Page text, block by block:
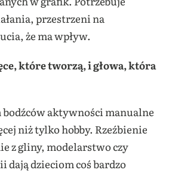
przestrzeni na
że ma wpływ.
które tworzą, i głowa, która
bodźców aktywności manualne
niż tylko hobby. Rzeźbienie
z gliny, modelarstwo czy
dzieciom coś bardzo